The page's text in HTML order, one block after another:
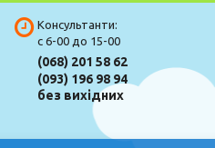
Консультанти:
с 6-00 до 15-00
(068) 201 58 62
(093) 196 98 94
без вихідних